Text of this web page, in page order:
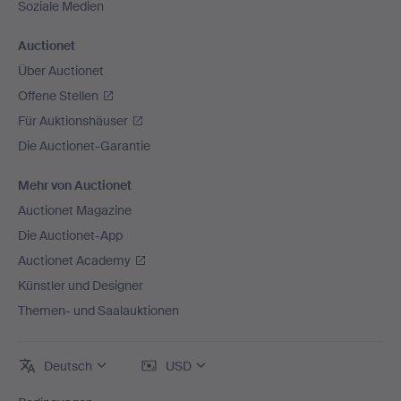
Soziale Medien
Auctionet
Über Auctionet
Offene Stellen
Für Auktionshäuser
Die Auctionet-Garantie
Mehr von Auctionet
Auctionet Magazine
Die Auctionet-App
Auctionet Academy
Künstler und Designer
Themen- und Saalauktionen
Deutsch USD